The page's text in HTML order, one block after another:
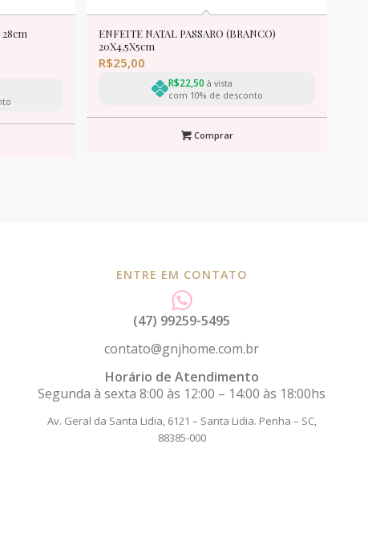
ENFEITE NATAL PASSARO (BRANCO)
20X4,5X5cm
R$25,00
R$22,50 à vista
com 10% de desconto
Comprar
ENTRE EM CONTATO
(47) 99259-5495
contato@gnjhome.com.br
Horário de Atendimento
Segunda à sexta 8:00 às 12:00 – 14:00 às 18:00hs
Av. Geral da Santa Lidia, 6121 – Santa Lidia. Penha – SC,
88385-000